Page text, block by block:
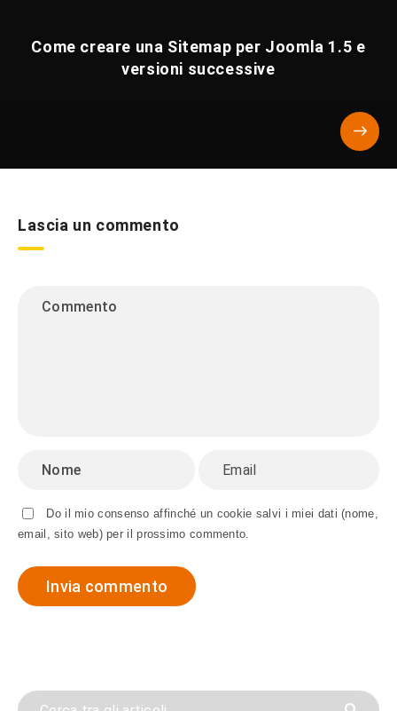
Come creare una Sitemap per Joomla 1.5 e
versioni successive
Lascia un commento
Do il mio consenso affinché un cookie salvi i miei dati (nome,
email, sito web) per il prossimo commento.